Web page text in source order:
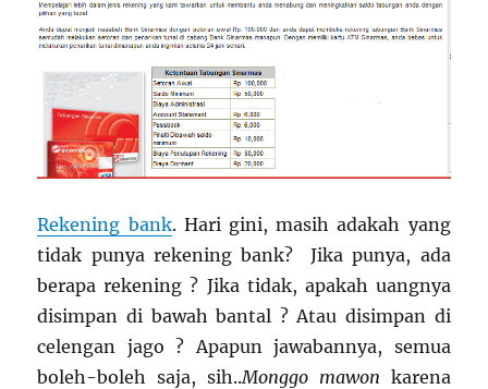
Rekening bank. Hari gini, masih adakah yang
tidak punya rekening bank? Jika punya, ada
berapa rekening ? Jika tidak, apakah uangnya
disimpan di bawah bantal ? Atau disimpan di
celengan jago ? Apapun jawabannya, semua
boleh-boleh saja, sih..Monggo mawon karena